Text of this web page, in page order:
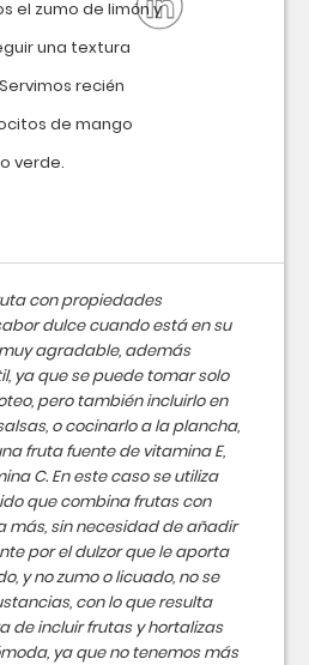
el zumo de limón y
una textura
recién
de mango
verde.
con propiedades
dulce cuando está en su
agradable, además
ya que se puede tomar solo
pero también incluirlo en
o cocinarlo a la plancha,
fruta fuente de vitamina E,
C. En este caso se utiliza
que combina frutas con
más, sin necesidad de añadir
por el dulzor que le aporta
y no zumo o licuado, no se
con lo que resulta
de incluir frutas y hortalizas
ya que no tenemos más